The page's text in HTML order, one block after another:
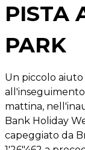
PISTA
PARK
Un piccolo
all'inseguimento
mattina,
Bank Holiday
capeggiato da